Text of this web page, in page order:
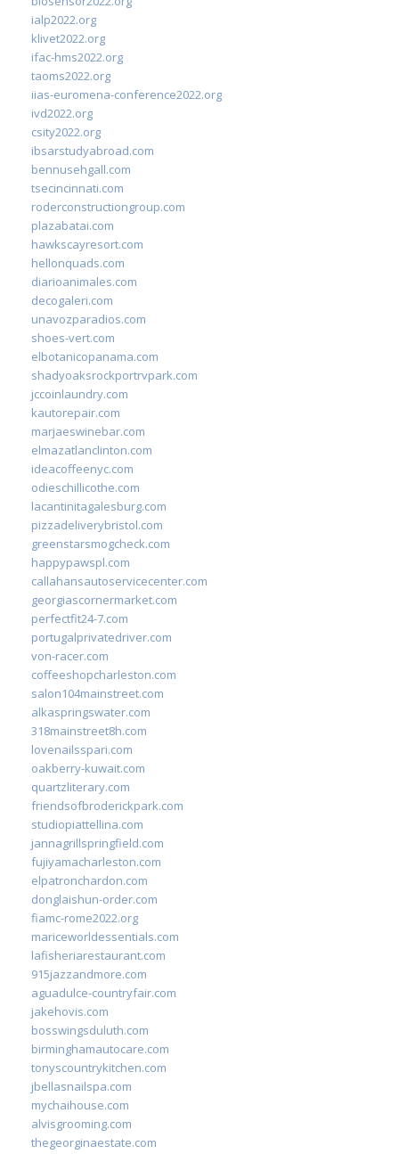
ialp2022.org
klivet2022.org
ifac-hms2022.org
taoms2022.org
iias-euromena-conference2022.org
ivd2022.org
csity2022.org
ibsarstudyabroad.com
bennusehgall.com
tsecincinnati.com
roderconstructiongroup.com
plazabatai.com
hawkscayresort.com
hellonquads.com
diarioanimales.com
decogaleri.com
unavozparadios.com
shoes-vert.com
elbotanicopanama.com
shadyoaksrockportrvpark.com
jccoinlaundry.com
kautorepair.com
marjaeswinebar.com
elmazatlanclinton.com
ideacoffeenyc.com
odieschillicothe.com
lacantinitagalesburg.com
pizzadeliverybristol.com
greenstarsmogcheck.com
happypawspl.com
callahansautoservicecenter.com
georgiascornermarket.com
perfectfit24-7.com
portugalprivatedriver.com
von-racer.com
coffeeshopcharleston.com
salon104mainstreet.com
alkaspringswater.com
318mainstreet8h.com
lovenailsspari.com
oakberry-kuwait.com
quartzliterary.com
friendsofbroderickpark.com
studiopiattellina.com
jannagrillspringfield.com
fujiyamacharleston.com
elpatronchardon.com
donglaishun-order.com
fiamc-rome2022.org
mariceworldessentials.com
lafisheriarestaurant.com
915jazzandmore.com
aguadulce-countryfair.com
jakehovis.com
bosswingsduluth.com
birminghamautocare.com
tonyscountrykitchen.com
jbellasnailspa.com
mychaihouse.com
alvisgrooming.com
thegeorginaestate.com